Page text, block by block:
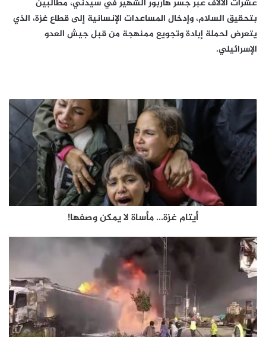
عشرات الآلاف عبر جسر هاربور الشهير في سيدني، مطالبين
بتحقيق السلام، وإدخال المساعدات الإنسانية إلى قطاع غزة، الذي
يتعرض لحملة إبادة وتجويع ممنهجة من قبل جيش العدو
الإسرائيلي.
أيتام غزة... مأساة لا يمكن وصفها!